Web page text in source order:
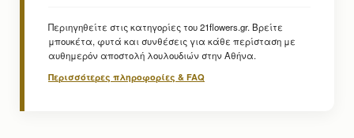
Περιηγηθείτε στις κατηγορίες του 21flowers.gr. Βρείτε
μπουκέτα, φυτά και συνθέσεις για κάθε περίσταση με
αυθημερόν αποστολή λουλουδιών στην Αθήνα.
Περισσότερες πληροφορίες & FAQ